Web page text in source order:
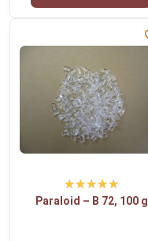
Paraloid – B 72, 100 g